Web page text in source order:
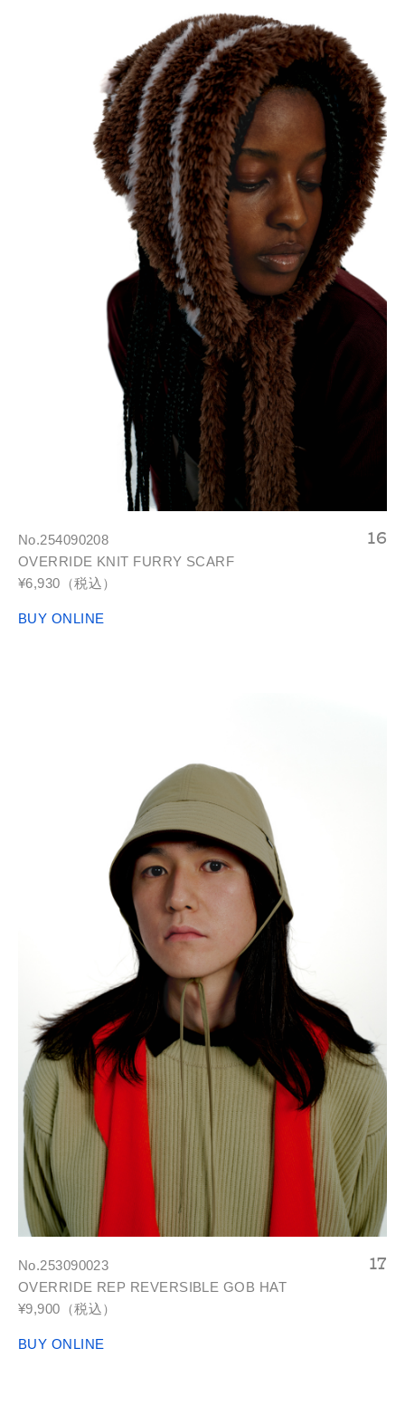
No.254090208
OVERRIDE KNIT FURRY SCARF
¥6,930（税込）
BUY ONLINE
No.253090023
OVERRIDE REP REVERSIBLE GOB HAT
¥9,900（税込）
BUY ONLINE